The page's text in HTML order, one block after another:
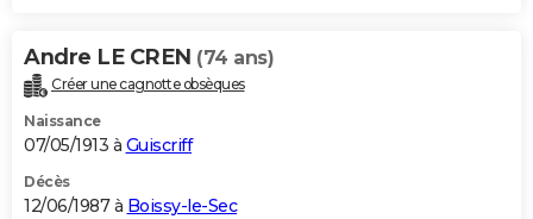
Andre LE CREN (74 ans)
Créer une cagnotte obsèques
Naissance
07/05/1913 à Guiscriff
Décès
12/06/1987 à Boissy-le-Sec